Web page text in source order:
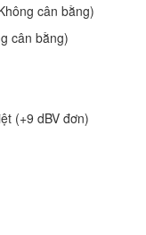
cân bằng)
cân bằng)
(+9 dBV đơn)